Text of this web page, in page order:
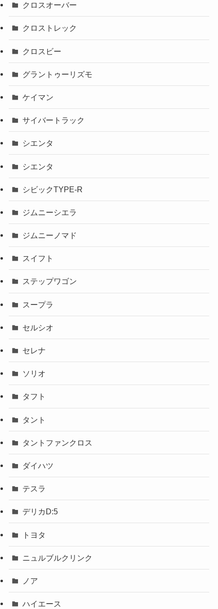
クロスオーバー
クロストレック
クロスビー
グラントゥーリズモ
ケイマン
サイバートラック
シエンタ
シエンタ
シビックTYPE-R
ジムニーシエラ
ジムニーノマド
スイフト
ステップワゴン
スープラ
セルシオ
セレナ
ソリオ
タフト
タント
タントファンクロス
ダイハツ
テスラ
デリカD:5
トヨタ
ニュルブルクリンク
ノア
ハイエース